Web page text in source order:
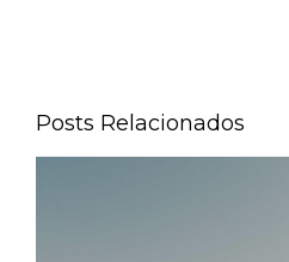
Posts Relacionados